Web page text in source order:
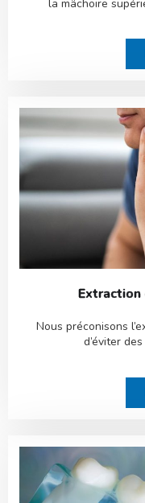
la mâchoire
Nous préconisons
d’éviter